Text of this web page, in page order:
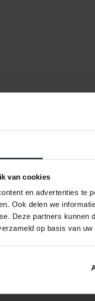
van cookies
en advertenties te
Ook delen we
Deze partners kunnen
op basis van